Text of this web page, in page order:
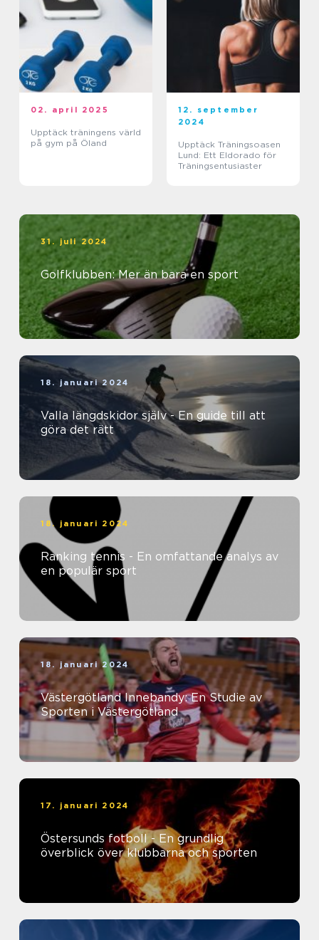
02. april 2025
Upptäck träningens värld
på gym på Öland
12. september
2024
Upptäck Träningsoasen
Lund: Ett Eldorado för
Träningsentusiaster
31. juli 2024
Golfklubben: Mer än bara en sport
18. januari 2024
Valla längdskidor själv - En guide till att
göra det rätt
18. januari 2024
Ranking tennis - En omfattande analys av
en populär sport
18. januari 2024
Västergötland Innebandy: En Studie av
Sporten i Västergötland
17. januari 2024
Östersunds fotboll - En grundlig
överblick över klubbarna och sporten